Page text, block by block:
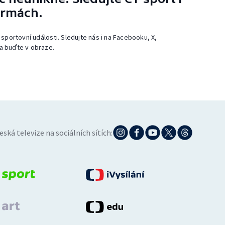
události. Sledujte nás i na Facebooku, X,
buďte v obraze.
televize na sociálních sítích: